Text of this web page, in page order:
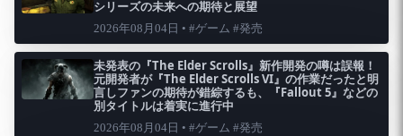
シリーズの未来への期待と展望
2026年08月04日 • #ゲーム #発売
未発表の『The Elder Scrolls』新作開発の噂は誤報！
元開発者が『The Elder Scrolls VI』の作業だったと明
言しファンの期待が錯綜するも、『Fallout 5』などの
別タイトルは着実に進行中
2026年08月04日 • #ゲーム #発売